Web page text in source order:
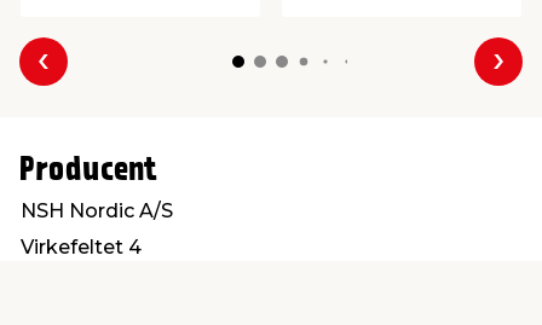
Forrige
Producent
NSH Nordic A/S
Virkefeltet 4